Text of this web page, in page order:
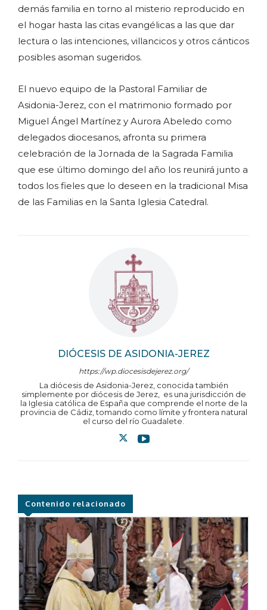
DIÓCESIS DE ASIDONIA-JEREZ
https://wp.diocesisdejerez.org/
La diócesis de Asidonia-Jerez, conocida también
simplemente por diócesis de Jerez, ​ es una jurisdicción de
la Iglesia católica de España que comprende el norte de la
provincia de Cádiz, tomando como límite y frontera natural
el curso del río Guadalete.
demás familia en torno al misterio reproducido en
el hogar hasta las citas evangélicas a las que dar
lectura o las intenciones, villancicos y otros cánticos
posibles asoman sugeridos.
El nuevo equipo de la Pastoral Familiar de
Asidonia-Jerez, con el matrimonio formado por
Miguel Ángel Martínez y Aurora Abeledo como
delegados diocesanos, afronta su primera
celebración de la Jornada de la Sagrada Familia
que ese último domingo del año los reunirá junto a
todos los fieles que lo deseen en la tradicional Misa
de las Familias en la Santa Iglesia Catedral.
Contenido relacionado